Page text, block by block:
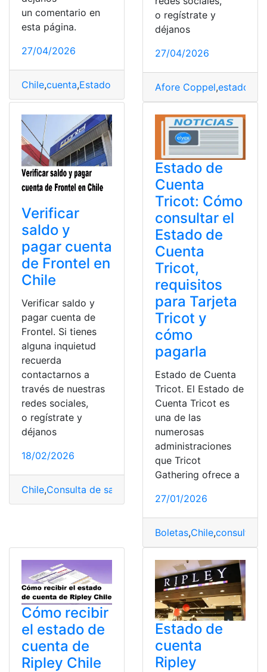
un comentario en
esta página.
27/04/2026
Chile,cuenta,Estado de cuenta,Estados Unidos,Pagos
o regístrate y
déjanos
27/04/2026
Afore Coppel,estado
Verificar
saldo y
pagar cuenta
de Frontel en
Chile
Verificar saldo y
pagar cuenta de
Frontel. Si tienes
alguna inquietud
recuerda
contactarnos a
través de nuestras
redes sociales,
o regístrate y
déjanos
18/02/2026
Chile,Consulta de saldo
Estado de
Cuenta
Tricot: Cómo
consultar el
Estado de
Cuenta
Tricot,
requisitos
para Tarjeta
Tricot y
cómo
pagarla
Estado de Cuenta
Tricot. El Estado de
Cuenta Tricot es
una de las
numerosas
administraciones
que Tricot
Gathering ofrece a
27/01/2026
Boletas,Chile,consultar
Cómo recibir
el estado de
cuenta de
Ripley Chile
Estado de
cuenta
Ripley